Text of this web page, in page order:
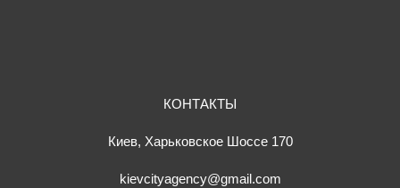
КОНТАКТЫ
Киев, Харьковское Шоссе 170
kievcityagency@gmail.com